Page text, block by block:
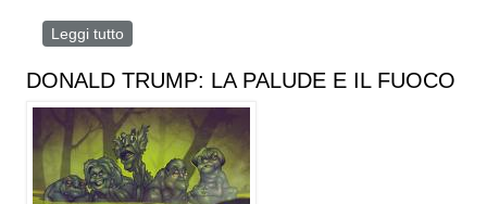
Leggi tutto
DONALD TRUMP: LA PALUDE E IL FUOCO